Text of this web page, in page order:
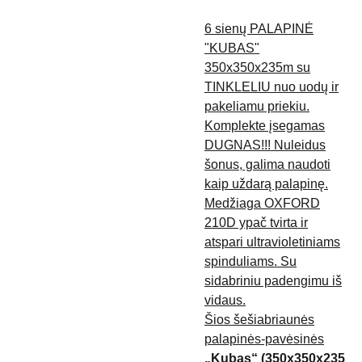
6 sienų PALAPINĖ
"KUBAS"
350x350x235m su
TINKLELIU nuo uodų ir
pakeliamu priekiu.
Komplekte įsegamas
DUGNAS!!! Nuleidus
šonus, galima naudoti
kaip uždarą palapinę.
Medžiaga OXFORD
210D ypač tvirta ir
atspari ultravioletiniams
spinduliams. Su
sidabriniu padengimu iš
vidaus.
Šios šešiabriaunės
palapinės-pavėsinės
„Kubas“ (350x350x235